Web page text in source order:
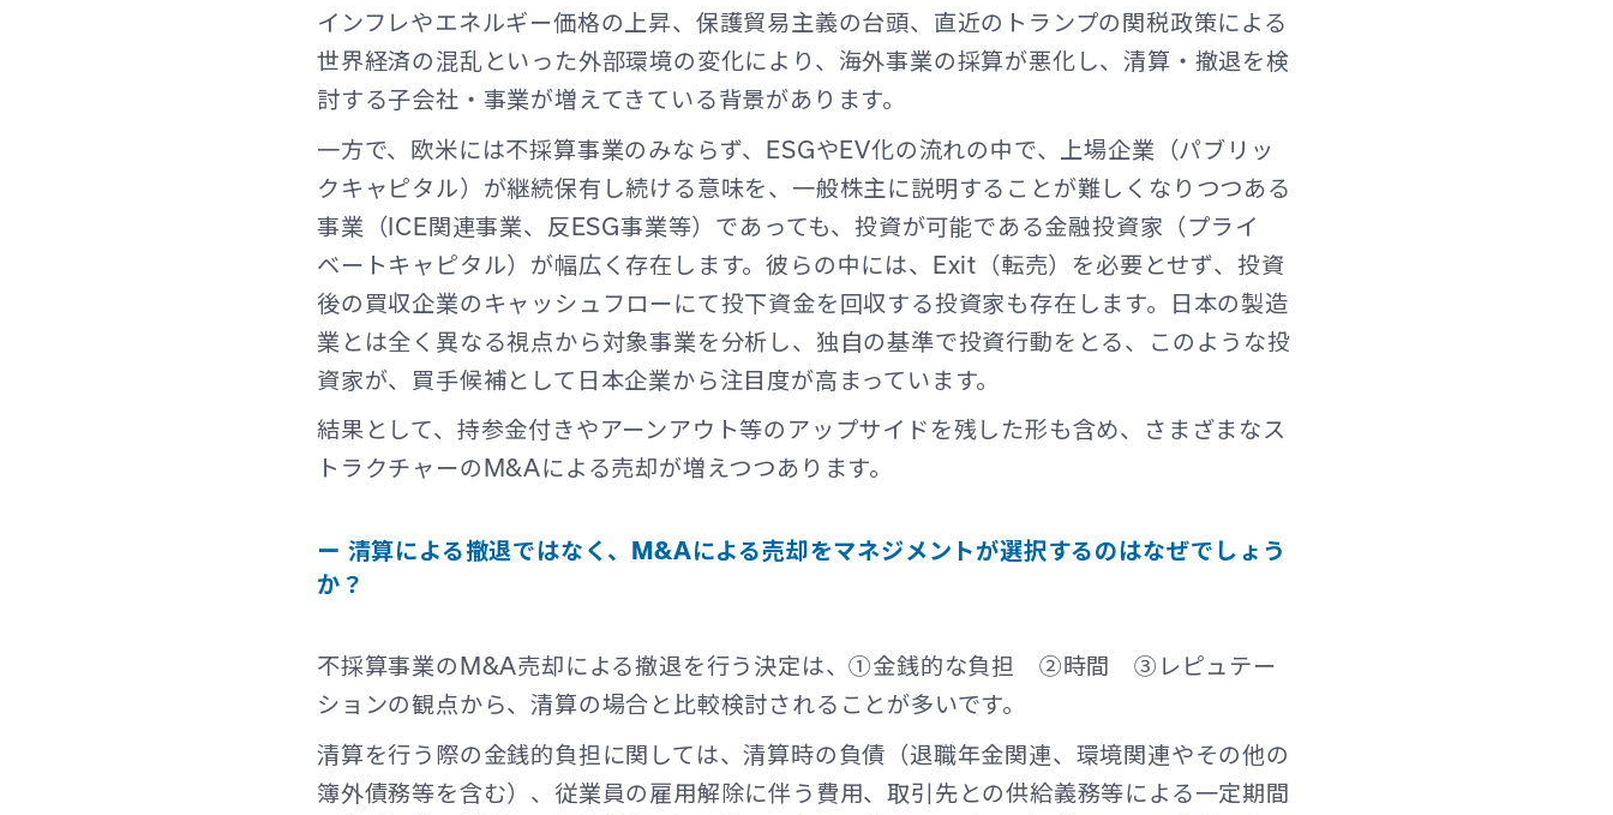
インフレやエネルギー価格の上昇、保護貿易主義の台頭、直近のトランプの関税政策による
世界経済の混乱といった外部環境の変化により、海外事業の採算が悪化し、清算・撤退を検
討する子会社・事業が増えてきている背景があります。
一方で、欧米には不採算事業のみならず、ESGやEV化の流れの中で、上場企業（パブリッ
クキャピタル）が継続保有し続ける意味を、一般株主に説明することが難しくなりつつある
事業（ICE関連事業、反ESG事業等）であっても、投資が可能である金融投資家（プライ
ベートキャピタル）が幅広く存在します。彼らの中には、Exit（転売）を必要とせず、投資
後の買収企業のキャッシュフローにて投下資金を回収する投資家も存在します。日本の製造
業とは全く異なる視点から対象事業を分析し、独自の基準で投資行動をとる、このような投
資家が、買手候補として日本企業から注目度が高まっています。
結果として、持参金付きやアーンアウト等のアップサイドを残した形も含め、さまざまなス
トラクチャーのM&Aによる売却が増えつつあります。
ー 清算による撤退ではなく、M&Aによる売却をマネジメントが選択するのはなぜでしょう
か？
不採算事業のM&A売却による撤退を行う決定は、①金銭的な負担 ②時間 ③レピュテー
ションの観点から、清算の場合と比較検討されることが多いです。
清算を行う際の金銭的負担に関しては、清算時の負債（退職年金関連、環境関連やその他の
簿外債務等を含む）、従業員の雇用解除に伴う費用、取引先との供給義務等による一定期間